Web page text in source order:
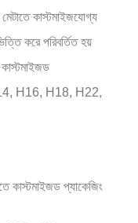
কাস্টমাইজযোগ্য
করে পরিবর্তিত হয়
কাস্টমাইজড
H16, H18, H22,
কাস্টমাইজড প্যাকেজিং